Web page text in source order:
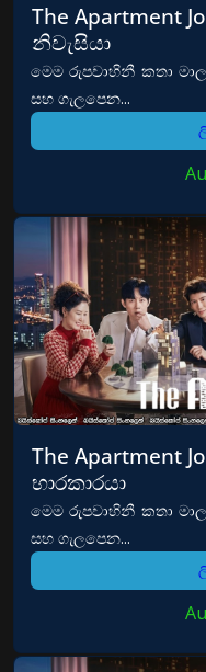
The Apartment
නිවැසියා
මෙම රුපවාහිනී කතා
සහ ගැලපෙන...
The Apartment
භාරකාරයා
මෙම රුපවාහිනී කතා
සහ ගැලපෙන...